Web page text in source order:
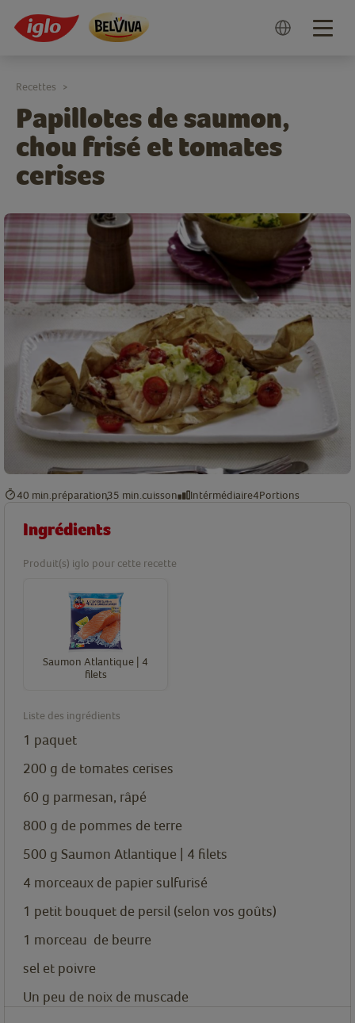
Papillotes de saumon,
chou frisé et tomates
cerises
Recettes >
40 min. préparation35 min. cuisson Intérmédiaire4Portions
Ingrédients
Produit(s) iglo pour cette recette
Saumon Atlantique | 4
filets
Liste des ingrédients
1 paquet
200 g de tomates cerises
60 g parmesan, râpé
800 g de pommes de terre
500 g Saumon Atlantique | 4 filets
4 morceaux de papier sulfurisé
1 petit bouquet de persil (selon vos goûts)
1 morceau de beurre
sel et poivre
Un peu de noix de muscade